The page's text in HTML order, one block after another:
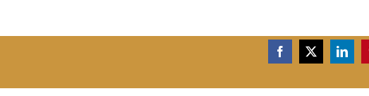
Facebook
X